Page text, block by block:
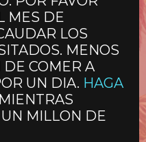
MES DE
LOS
MENOS
COMER A
UN DIA. HAGA
MILLON DE